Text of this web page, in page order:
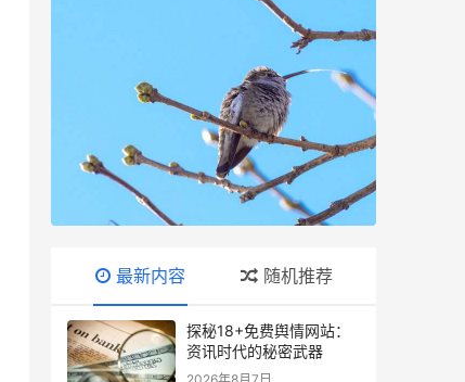
最新内容 随机推荐
探秘18+免费舆情网站：
资讯时代的秘密武器